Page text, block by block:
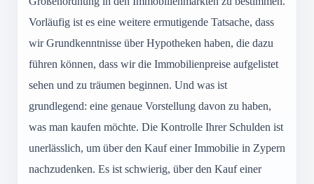
Vorläufig ist es eine weitere ermutigende Tatsache, dass
wir Grundkenntnisse über Hypotheken haben, die dazu
führen können, dass wir die Immobilienpreise aufgelistet
sehen und zu träumen beginnen. Und was ist
grundlegend: eine genaue Vorstellung davon zu haben,
was man kaufen möchte. Die Kontrolle Ihrer Schulden ist
unerlässlich, um über den Kauf einer Immobilie in Zypern
nachzudenken. Es ist schwierig, über den Kauf einer